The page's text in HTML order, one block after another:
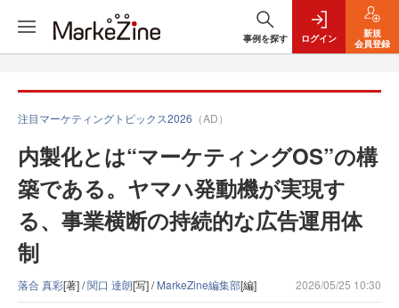
事例を探す ログイン
新規
会員登録
注目マーケティングトピックス2026 （AD）
内製化とは“マーケティングOS”の構
築である。ヤマハ発動機が実現す
る、事業横断の持続的な広告運用体
制
落合 真彩[著] /関口 達朗[写] /MarkeZine編集部[編] 2026/05/25 10:30